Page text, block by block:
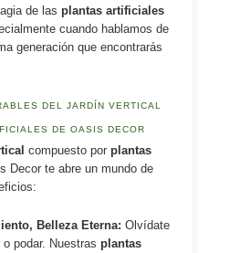
de lasplantas artificiales
cuando hablamos de
generación que encontrarás
DEL JARDÍN VERTICAL
DE OASIS DECOR
compuesto porplantas
Decor te abre un mundo de
Belleza Eterna: Olvídate
o podar. Nuestrasplantas